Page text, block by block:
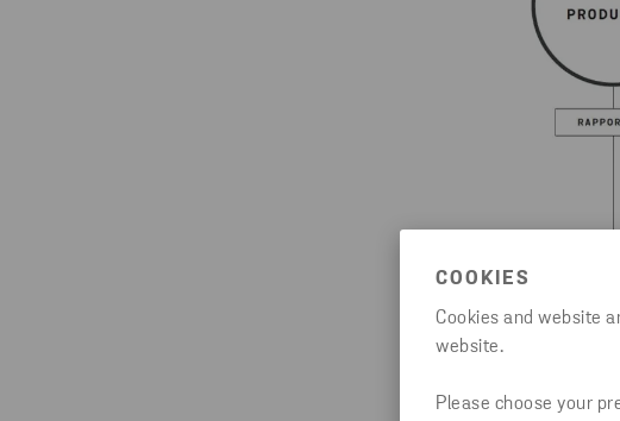
COOKIES
Cookies and website
website.
Please choose your